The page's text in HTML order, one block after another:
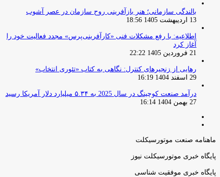
بالندگی سازمانی؛ هنر بازآفرینی روح سازمان در عصر آشوب
13 اردیبهشت 1405 18:56
اطلاعیه: با رفع مشکلات فنی «کارآفرینی‌پرس» مجدد فعالیت خود را
آغاز کرد
21 فروردین 1405 22:22
رهایی از زنجیرهای کنترل: نگاهی به کتاب «تئوری انتخاب»
29 اسفند 1404 16:19
درآمد صنعت کوچینگ در سال 2025 به ۵.۳۴ میلیارد دلار آمریکا رسید
27 بهمن 1404 16:14
ماهنامه صنعت موتورسیکلت
پایگاه خبری موتورسیکلت نیوز
پایگاه خبری موفقیت شناسی